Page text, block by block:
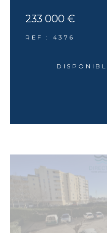
233 000 €
REF : 4376